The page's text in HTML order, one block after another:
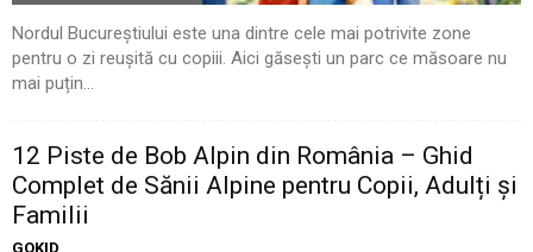
Nordul Bucureștiului este una dintre cele mai potrivite zone
pentru o zi reușită cu copiii. Aici găsești un parc ce măsoare nu
mai puțin...
12 Piste de Bob Alpin din România – Ghid
Complet de Sănii Alpine pentru Copii, Adulți și
Familii
GOKID